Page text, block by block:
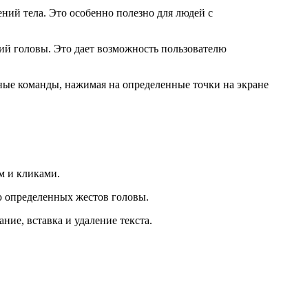
тела. Это особенно полезно для людей с
головы. Это дает возможность пользователю
команды, нажимая на определенные точки на экране
и кликами.
жестов головы.
вставка и удаление текста.